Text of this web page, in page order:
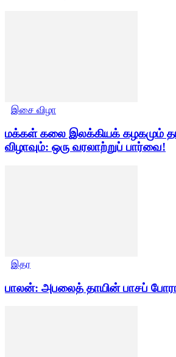
இசை விழா
மக்கள் கலை இலக்கியக் கழகமும்
விழாவும்: ஒரு வரலாற்றுப் பார்வை!
இதர
பாலன்: அபலைத் தாயின் பாசப்